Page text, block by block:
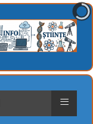
≡